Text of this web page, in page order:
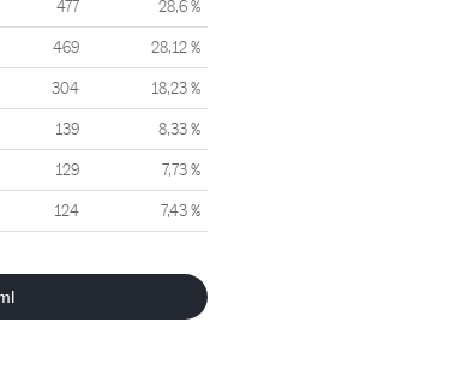
477 28,6 %
469 28,12 %
304 18,23 %
139 8,33 %
129 7,73 %
124 7,43 %